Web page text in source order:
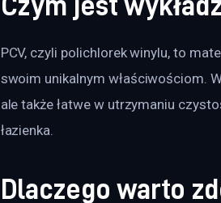
PCV, czyli polichlorek winylu, to
swoim unikalnym właściwościom.
ale także łatwe w utrzymaniu
łazienka.
Dlaczego warto